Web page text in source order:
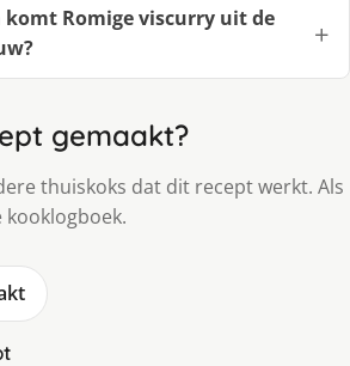
Romige viscurry uit de
gemaakt?
thuiskoks dat dit recept werkt. Als